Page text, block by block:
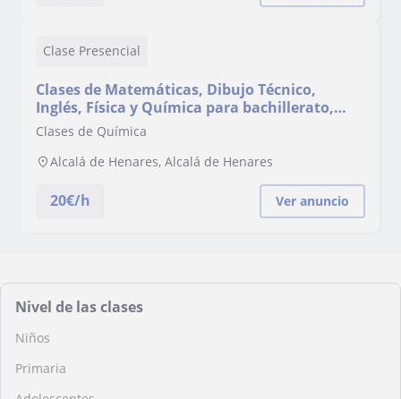
Clase Presencial
Clases de Matemáticas, Dibujo Técnico,
Inglés, Física y Química para bachillerato,
ESO, adultos, escala de oficial y suboficial en
Madrid y Alcalá de Henares
Clases de Química
Alcalá de Henares, Alcalá de Henares
20€/h Ver anuncio
Nivel de las clases
Niños
Primaria